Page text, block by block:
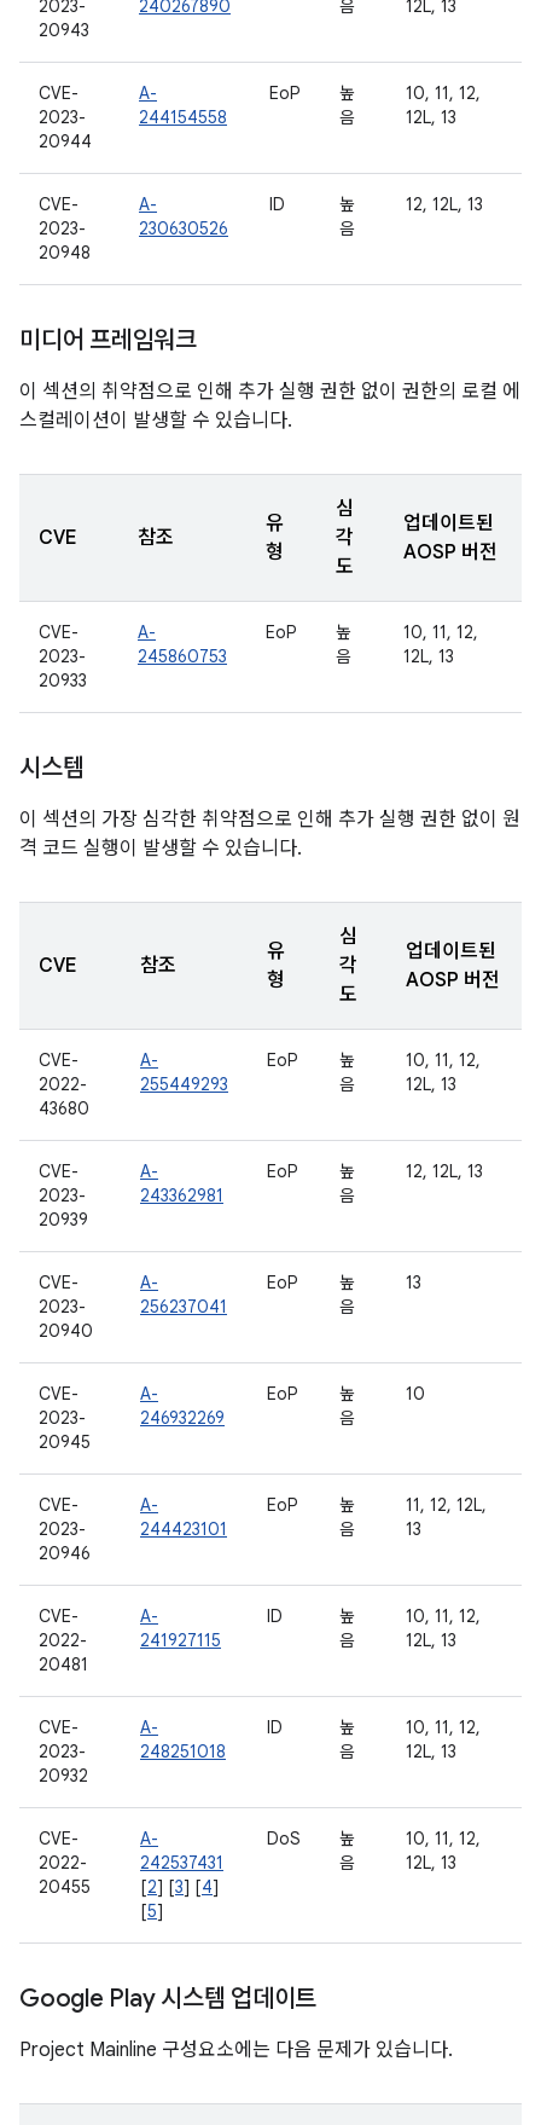
2023-
20943
240267890 음 12L, 13
CVE-
2023-
20944
A-
244154558
EoP
높
음
10, 11, 12,
12L, 13
CVE-
2023-
20948
A-
230630526
ID
높
음
12, 12L, 13
미디어 프레임워크
이 섹션의 취약점으로 인해 추가 실행 권한 없이 권한의 로컬 에
스컬레이션이 발생할 수 있습니다.
CVE 참조
유
형
심
각
도
업데이트된
AOSP 버전
CVE-
2023-
20933
A-
245860753
EoP
높
음
10, 11, 12,
12L, 13
시스템
이 섹션의 가장 심각한 취약점으로 인해 추가 실행 권한 없이 원
격 코드 실행이 발생할 수 있습니다.
CVE 참조
유
형
심
각
도
업데이트된
AOSP 버전
CVE-
2022-
43680
A-
255449293
EoP
높
음
10, 11, 12,
12L, 13
CVE-
2023-
20939
A-
243362981
EoP
높
음
12, 12L, 13
CVE-
2023-
20940
A-
256237041
EoP
높
음
13
CVE-
2023-
20945
A-
246932269
EoP
높
음
10
CVE-
2023-
20946
A-
244423101
EoP
높
음
11, 12, 12L,
13
CVE-
2022-
20481
A-
241927115
ID
높
음
10, 11, 12,
12L, 13
CVE-
2023-
20932
A-
248251018
ID
높
음
10, 11, 12,
12L, 13
CVE-
2022-
20455
A-
242537431
[2] [3] [4]
[5]
DoS
높
음
10, 11, 12,
12L, 13
Google Play 시스템 업데이트
Project Mainline 구성요소에는 다음 문제가 있습니다.